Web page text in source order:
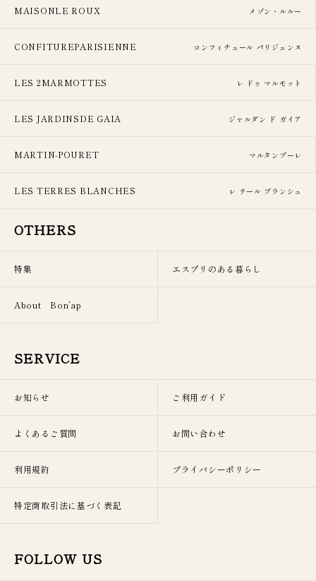
MAISONLE ROUX メゾン・ルルー
CONFITUREPARISIENNE コンフィチュール パリジェンヌ
LES 2MARMOTTES レ ドゥ マルモット
LES JARDINSDE GAIA ジャルダン ド ガイア
MARTIN-POURET マルタンプーレ
LES TERRES BLANCHES レ テール ブランシュ
OTHERS
特集 エスプリのある暮らし
About Bon’ap
SERVICE
お知らせ ご利用ガイド
よくあるご質問 お問い合わせ
利用規約 プライバシーポリシー
特定商取引法に基づく表記
FOLLOW US